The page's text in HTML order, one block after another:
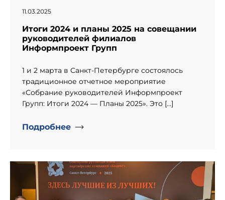
11.03.2025
Итоги 2024 и планы 2025 на совещании
руководителей филиалов
Информпроект Групп
1 и 2 марта в Санкт-Петербурге состоялось
традиционное отчетное мероприятие
«Собрание руководителей Информпроект
Групп: Итоги 2024 — Планы 2025». Это […]
Подробнее
" alt="День рождение компании «Информпроект».">